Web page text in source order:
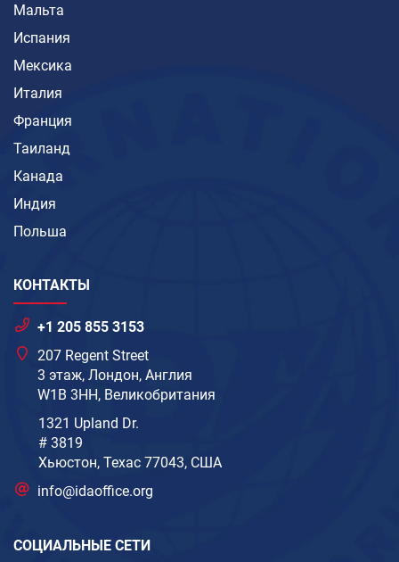
Мальта
Испания
Мексика
Италия
Франция
Таиланд
Канада
Индия
Польша
КОНТАКТЫ
+1 205 855 3153
207 Regent Street
3 этаж, Лондон, Англия
W1B 3HH, Великобритания
1321 Upland Dr.
# 3819
Хьюстон, Техас 77043, США
info@idaoffice.org
СОЦИАЛЬНЫЕ СЕТИ